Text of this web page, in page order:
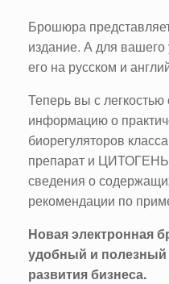
Брошюра
издание. А для
его на русском и
Теперь вы с
информацию о
биорегуляторов
препарат и ЦИТОГЕНЫ
сведения о
рекомендации по
Новая электронная
удобный и полезный
развития бизнеса.